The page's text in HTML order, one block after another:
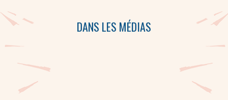
DANS LES MÉDIAS